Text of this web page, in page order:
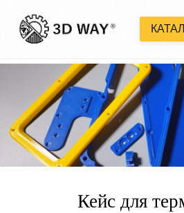
Кейс для